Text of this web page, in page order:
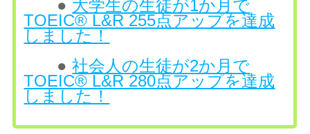
● 大学生の生徒が1か月で
TOEIC® L&R 255点アップを達成
しました！
●社会人の生徒が2か月で
TOEIC® L&R 280点アップを達成
しました！